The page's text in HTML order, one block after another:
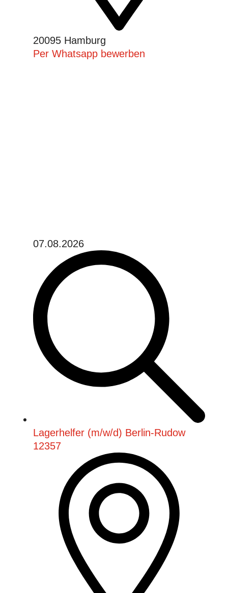
20095 Hamburg
Per Whatsapp bewerben
07.08.2026
Lagerhelfer (m/w/d) Berlin-Rudow
12357